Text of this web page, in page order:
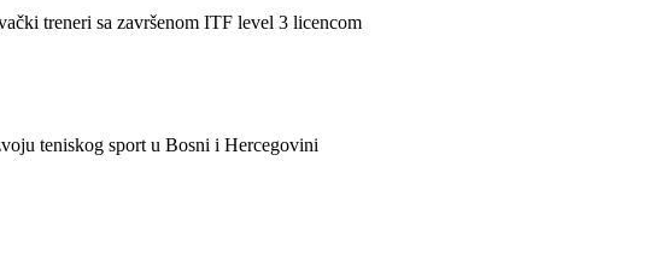
treneri sa završenom ITF level 3 licencom
teniskog sport u Bosni i Hercegovini